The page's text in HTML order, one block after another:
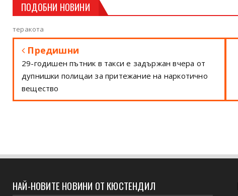
ПОДОБНИ НОВИНИ
теракота
Предишни
29-годишен пътник в такси е задържан вчера от
дупнишки полицаи за притежание на наркотично
вещество
НАЙ-НОВИТЕ НОВИНИ ОТ КЮСТЕНДИЛ